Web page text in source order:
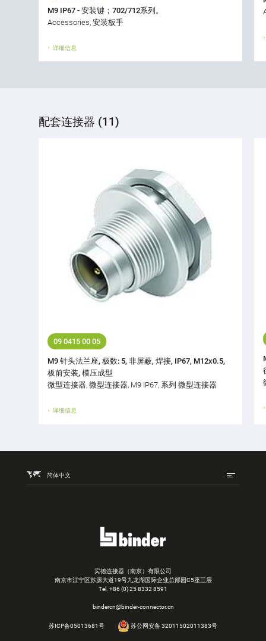
M9 IP67 - 安装键；702/712系列。
Accessories, 安装板手
详细信息
配套连接器 (11)
09 0415 00 05
M9 针头法兰座, 极数: 5, 非屏蔽, 焊接, IP67, M12x0.5,
板前安装, 模压成型
微型连接器, 微型连接器, M9 IP67, 系列 微型连接器
详细信息
简体中文
宾德连接器（南京）有限公司
南京市江宁区苏源大道19号九龙湖国际企业总部园C5座三层
Tel. +86 (0) 25 8332 8591
bindercn@binder-connector.cn
苏ICP备05013681号 苏公网安备 32011502011383号